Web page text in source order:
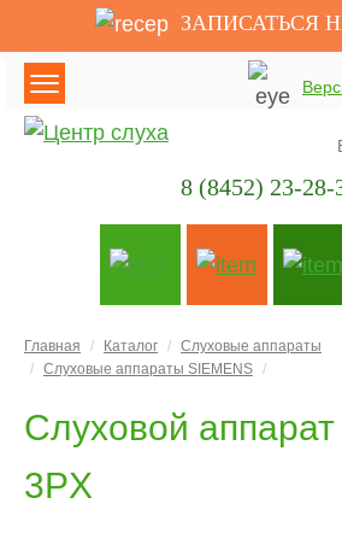
Главная Каталог
Слуховые аппараты
Слуховые аппараты SIEMENS
Слуховой
3PX
ЗАПИСАТЬСЯ
8 (8452) 23-28-